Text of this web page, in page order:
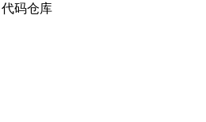
代码仓库